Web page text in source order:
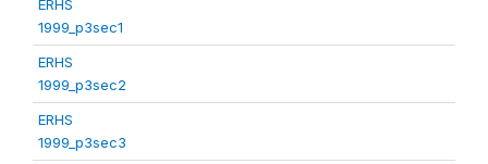
ERHS
1999_p3sec1
ERHS
1999_p3sec2
ERHS
1999_p3sec3